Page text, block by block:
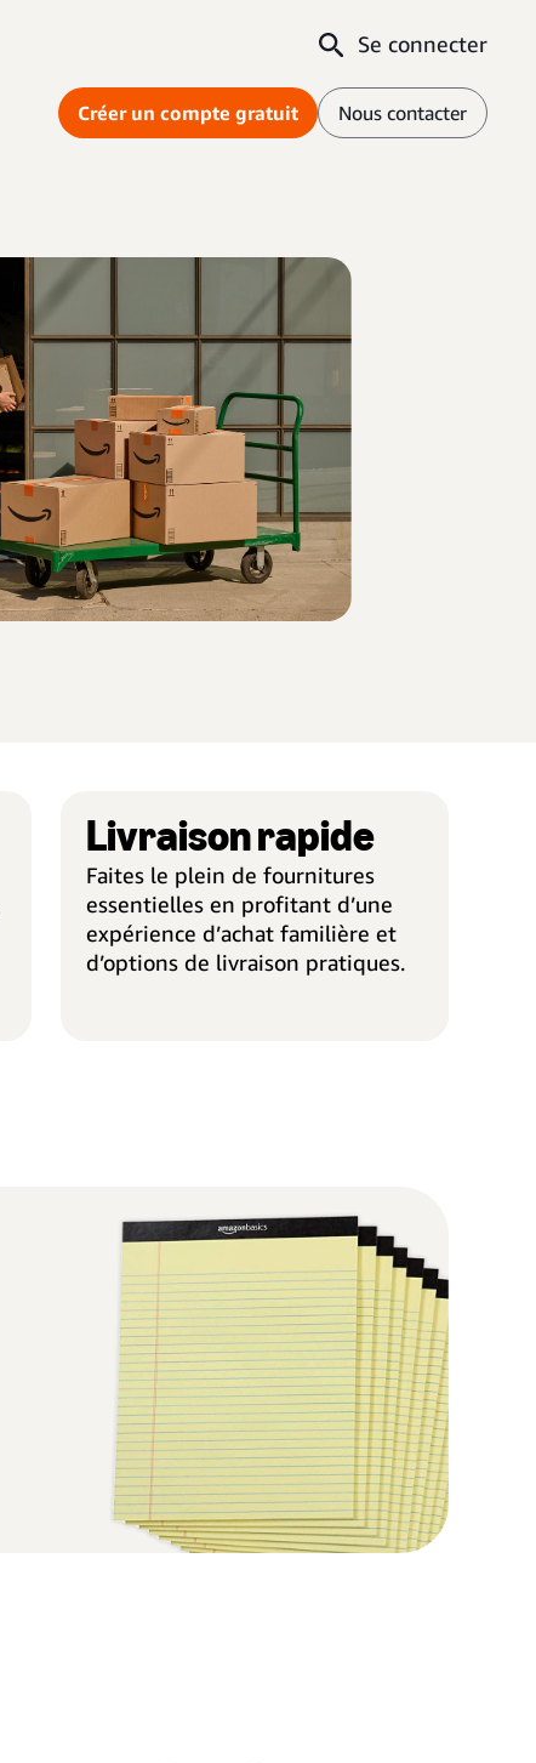
Se connecter
Créer un compte gratuit Nous contacter
RÉDUCTION DES COÛTS
Livraison rapide
Faites le plein de fournitures
essentielles en profitant d’une
expérience d’achat familière et
d’options de livraison pratiques.